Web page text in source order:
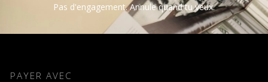
Pas d'engagement. Annule quand tu veux.
PAYER AVEC